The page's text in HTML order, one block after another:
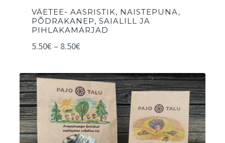
VÄETEE- AASRISTIK, NAISTEPUNA,
PÕDRAKANEP, SAIALILL JA
PIHLAKAMARJAD
5.50€ – 8.50€